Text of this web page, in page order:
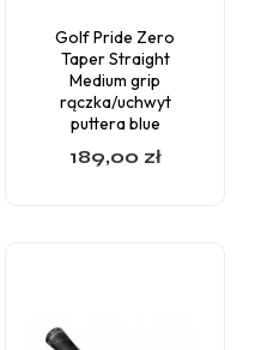
Golf Pride Zero
Taper Straight
Medium grip
rączka/uchwyt
puttera blue
189,00 zł